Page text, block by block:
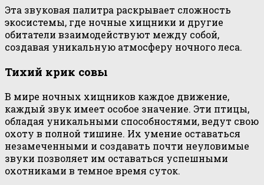
Эта звуковая палитра раскрывает сложность
экосистемы, где ночные хищники и другие
обитатели взаимодействуют между собой,
создавая уникальную атмосферу ночного леса.
Тихий крик совы
В мире ночных хищников каждое движение,
каждый звук имеет особое значение. Эти птицы,
обладая уникальными способностями, ведут свою
охоту в полной тишине. Их умение оставаться
незамеченными и создавать почти неуловимые
звуки позволяет им оставаться успешными
охотниками в темное время суток.